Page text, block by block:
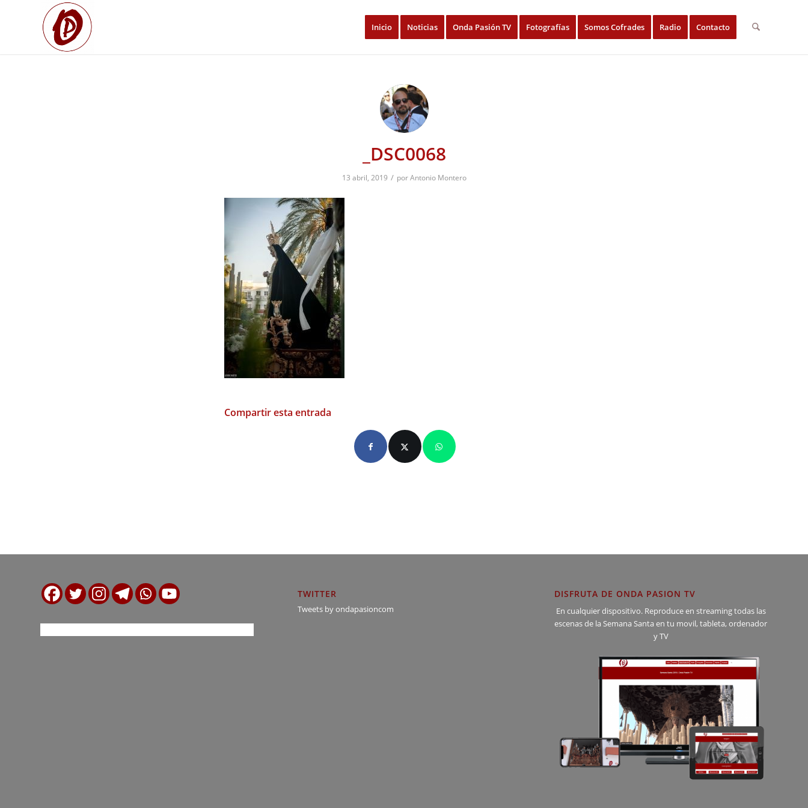
Inicio Noticias Onda Pasión TV Fotografías Somos Cofrades Radio Contacto
_DSC0068
13 abril, 2019 / porAntonio Montero
Compartir esta entrada
TWITTER
Tweets by ondapasioncom
DISFRUTA DE ONDA PASION TV
En cualquier dispositivo. Reproduce en streaming todas las
escenas de la Semana Santa en tu movil, tableta, ordenador
y TV